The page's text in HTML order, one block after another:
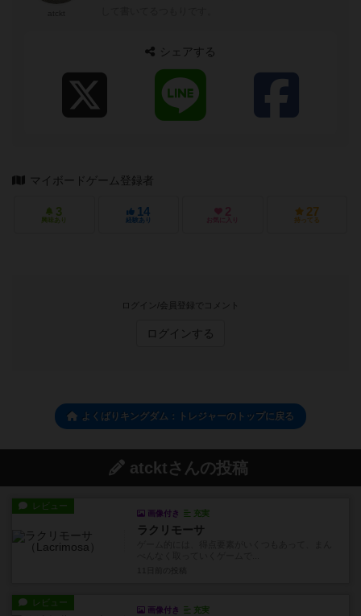
シェアする
マイボードゲーム登録者
3
興味あり
14
経験あり
2
お気に入り
27
持ってる
ログイン/会員登録でコメント
ログインする
よくばりキングダム：トレジャーのトップに戻る
atcktさんの投稿
レビュー
画像付き 充実
ラクリモーサ
レビュー
画像付き 充実